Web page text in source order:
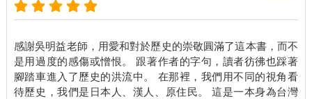
感謝吳明益老師，用愛和對於歷史的崇敬圓滿了這本書，而不
是用過度的感傷或憎恨。 跟著作者的字句，讀者彷彿也踩著
腳踏車進入了歷史的洪流中。 在那裡，我們用不同的視角看
待歷史，我們是日本人、漢人、原住民。 這是一本身為台灣